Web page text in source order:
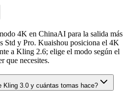
4K en ChinaAI para la salida más
Std y Pro. Kuaishou posiciona el 4K
a Kling 2.6; elige el modo según el
que necesites.
Kling 3.0 y cuántas tomas hace?